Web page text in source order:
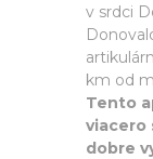
v srdci
km od
Tento
viacero
dobre